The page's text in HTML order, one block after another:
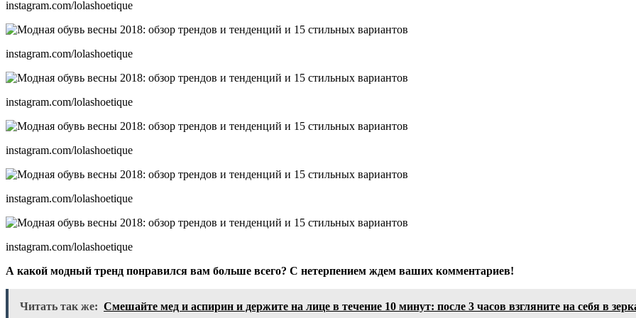
instagram.com/lolashoetique
instagram.com/lolashoetique
instagram.com/lolashoetique
instagram.com/lolashoetique
instagram.com/lolashoetique
instagram.com/lolashoetique
А какой модный тренд понравился вам больше всего? С нетерпением ждем ваших комментариев!
Читать так же: Смешайте мед и аспирин и держите на лице в течение 10 минут: после 3 часов взгляните на себя в